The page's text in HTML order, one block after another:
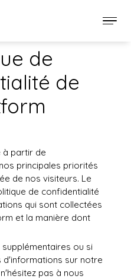
de
de
à partir de
principales priorités
de nos visiteurs. Le
de confidentialité
qui sont collectées
et la manière dont
ou si
d'informations sur notre
pas à nous